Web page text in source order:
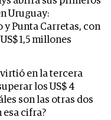
Uruguay:
Punta Carretas, con
1,5 millones
en la tercera
los US$ 4
son las otras dos
cifra?